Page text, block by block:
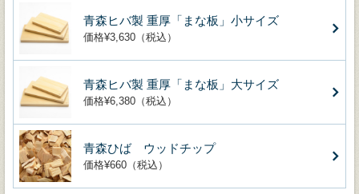
青森ヒバ製 重厚「まな板」小サイズ
価格¥3,630（税込）
青森ヒバ製 重厚「まな板」大サイズ
価格¥6,380（税込）
青森ひば ウッドチップ
価格¥660（税込）